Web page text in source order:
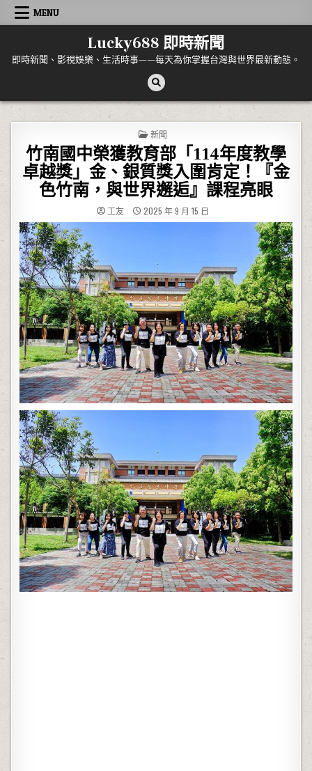
Skip to content
MENU
Lucky688 即時新聞
即時新聞、影視娛樂、生活時事——每天為你掌握台灣與世界最新動態。
POSTED IN
新聞
竹南國中榮獲教育部「114年度教學
卓越獎」金、銀質獎入圍肯定！『金
色竹南，與世界邂逅』課程亮眼
工友 2025 年 9 月 15 日